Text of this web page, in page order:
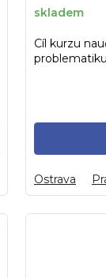
skladem
Cíl kurzu
Ostrava